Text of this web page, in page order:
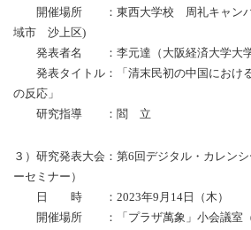
開催場所 ：東西大学校 周礼キャン
域市 沙上区)
発表者名 ：李元達（大阪経済大学大学
発表タイトル：「清末民初の中国におけ
の反応」
研究指導 ：閻 立
３）研究発表大会：第6回デジタル・カレン
ーセミナー）
日 時 ：2023年9月14日（木）
開催場所 ：「プラザ萬象」小会議室（